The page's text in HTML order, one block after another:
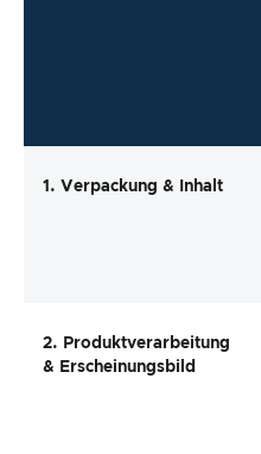
1. Verpackung & Inhalt
2. Produktverarbeitung
& Erscheinungsbild